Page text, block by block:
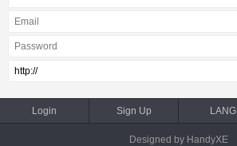
Login Sign Up LANG
Designed by HandyXE